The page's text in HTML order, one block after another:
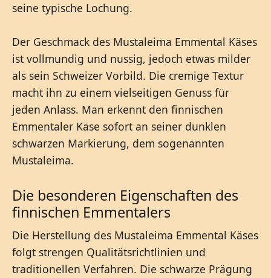
seine typische Lochung.
Der Geschmack des Mustaleima Emmental Käses
ist vollmundig und nussig, jedoch etwas milder
als sein Schweizer Vorbild. Die cremige Textur
macht ihn zu einem vielseitigen Genuss für
jeden Anlass. Man erkennt den finnischen
Emmentaler Käse sofort an seiner dunklen
schwarzen Markierung, dem sogenannten
Mustaleima.
Die besonderen Eigenschaften des
finnischen Emmentalers
Die Herstellung des Mustaleima Emmental Käses
folgt strengen Qualitätsrichtlinien und
traditionellen Verfahren. Die schwarze Prägung